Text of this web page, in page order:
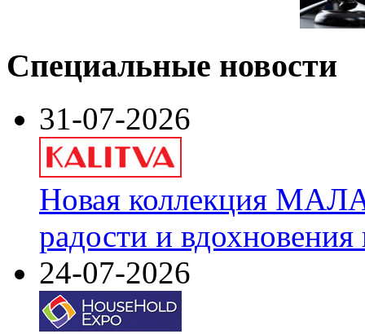
Специальные новости
31-07-2026
Новая коллекция
радости и
24-07-2026